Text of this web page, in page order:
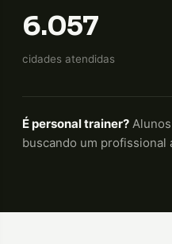
6.057
cidades atendidas
É personal trainer?
buscando um profissional